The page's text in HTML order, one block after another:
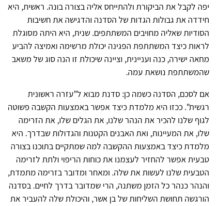
יפה לקבל את הביקורת ולהתייחס אליה בצורה בונה. ראשית, היא
חידדה את גבולות הגדות של הסדנה והדגישה את חשיבות
הסודיות שאליה מחויבים המשתתפים. שנית, היא היתה מסוגלת
לראות כיצד המשתתפת הפגינה יכולת מרשימה ואמיצה להביע
מחאה ישירה, כנה ועניינית, וציינה שיכולת זו הנה סוג של משאב
שהמשתתפת נושאת עמה.
אם לסכם, הסדנה כשמה כן: סדנת מבוא ל"עזרה ראשונית
רגשית". ככזו היא מלמדת כיצד אפשר באמצעות הקשבה פשוטה
לגוף שלנו להכיר את הנהר שלנו, את הגלים שלו, את הזרימה
שלו, את המעיינות, ואת האבנים הקטנות והגדולות שבדרך. היא
מלמדת כיצד באמצעות ההקשבה למה שמתקיים בתוכנו בצורה
טבעית אפשר להחזיר לעצמנו את כוחות הריפוי ולתת לזרימה
הטבעית שלנו לעשות את שלה. ומאחר ומדובר בזרימה מתמדת,
והנהר כנהר כל הזמן משתנה, הרי שמדובר בדרך לחיים. בסדנה
הורגשה תחושת השליחות של בן אשר, והיכולת שלה להעביר את